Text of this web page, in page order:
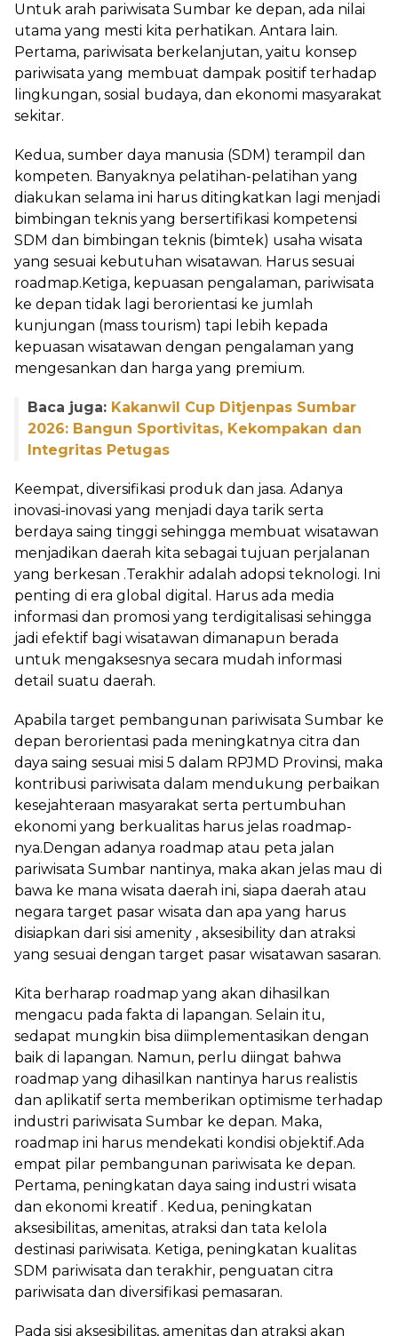
Untuk arah pariwisata Sumbar ke depan, ada nilai
utama yang mesti kita perhatikan. Antara lain.
Pertama, pariwisata berkelanjutan, yaitu konsep
pariwisata yang membuat dampak positif terhadap
lingkungan, sosial budaya, dan ekonomi masyarakat
sekitar.
Kedua, sumber daya manusia (SDM) terampil dan
kompeten. Banyaknya pelatihan-pelatihan yang
diakukan selama ini harus ditingkatkan lagi menjadi
bimbingan teknis yang bersertifikasi kompetensi
SDM dan bimbingan teknis (bimtek) usaha wisata
yang sesuai kebutuhan wisatawan. Harus sesuai
roadmap.Ketiga, kepuasan pengalaman, pariwisata
ke depan tidak lagi berorientasi ke jumlah
kunjungan (mass tourism) tapi lebih kepada
kepuasan wisatawan dengan pengalaman yang
mengesankan dan harga yang premium.
Baca juga: Kakanwil Cup Ditjenpas Sumbar
2026: Bangun Sportivitas, Kekompakan dan
Integritas Petugas
Keempat, diversifikasi produk dan jasa. Adanya
inovasi-inovasi yang menjadi daya tarik serta
berdaya saing tinggi sehingga membuat wisatawan
menjadikan daerah kita sebagai tujuan perjalanan
yang berkesan .Terakhir adalah adopsi teknologi. Ini
penting di era global digital. Harus ada media
informasi dan promosi yang terdigitalisasi sehingga
jadi efektif bagi wisatawan dimanapun berada
untuk mengaksesnya secara mudah informasi
detail suatu daerah.
Apabila target pembangunan pariwisata Sumbar ke
depan berorientasi pada meningkatnya citra dan
daya saing sesuai misi 5 dalam RPJMD Provinsi, maka
kontribusi pariwisata dalam mendukung perbaikan
kesejahteraan masyarakat serta pertumbuhan
ekonomi yang berkualitas harus jelas roadmap-
nya.Dengan adanya roadmap atau peta jalan
pariwisata Sumbar nantinya, maka akan jelas mau di
bawa ke mana wisata daerah ini, siapa daerah atau
negara target pasar wisata dan apa yang harus
disiapkan dari sisi amenity , aksesibility dan atraksi
yang sesuai dengan target pasar wisatawan sasaran.
Kita berharap roadmap yang akan dihasilkan
mengacu pada fakta di lapangan. Selain itu,
sedapat mungkin bisa diimplementasikan dengan
baik di lapangan. Namun, perlu diingat bahwa
roadmap yang dihasilkan nantinya harus realistis
dan aplikatif serta memberikan optimisme terhadap
industri pariwisata Sumbar ke depan. Maka,
roadmap ini harus mendekati kondisi objektif.Ada
empat pilar pembangunan pariwisata ke depan.
Pertama, peningkatan daya saing industri wisata
dan ekonomi kreatif . Kedua, peningkatan
aksesibilitas, amenitas, atraksi dan tata kelola
destinasi pariwisata. Ketiga, peningkatan kualitas
SDM pariwisata dan terakhir, penguatan citra
pariwisata dan diversifikasi pemasaran.
Pada sisi aksesibilitas, amenitas dan atraksi akan